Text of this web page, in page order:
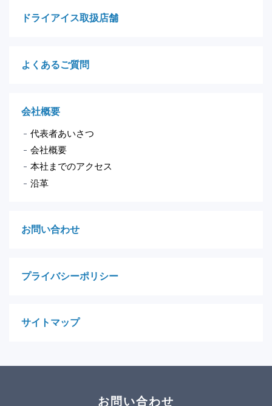
ドライアイス取扱店舗
よくあるご質問
会社概要
代表者あいさつ
会社概要
本社までのアクセス
沿革
お問い合わせ
プライバシーポリシー
サイトマップ
お問い合わせ